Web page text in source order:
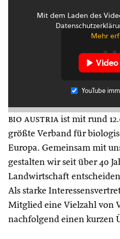
Mit dem Laden des
Mehr
YouTube
bio austria ist mit rund
größte Verband für
Europa. Gemeinsam mit
gestalten wir seit über 40
Landwirtschaft
Als starke
Mitglied eine Vielzahl von
nachfolgend einen kurzen